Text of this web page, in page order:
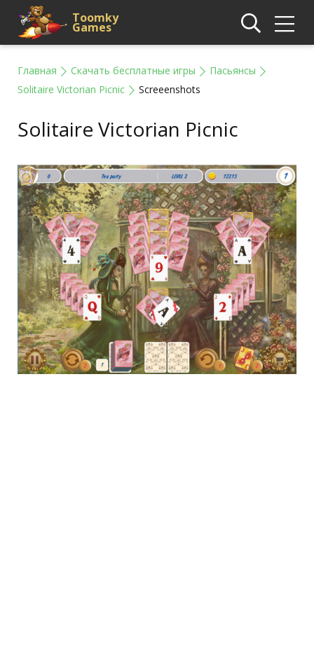
Toomky
Games
Главная Скачать бесплатные игры
Пасьянсы
Solitaire Victorian Picnic
Screeenshots
Solitaire Victorian Picnic